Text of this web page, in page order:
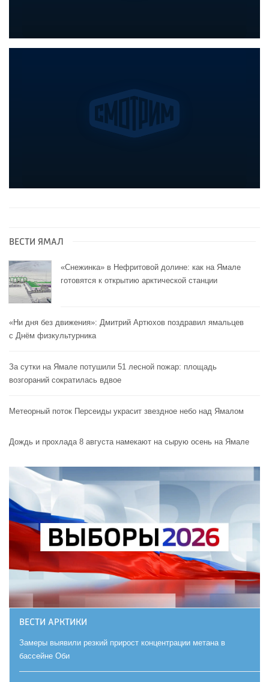
ВЕСТИ ЯМАЛ
«Снежинка» в Нефритовой долине: как на Ямале
готовятся к открытию арктической станции
«Ни дня без движения»: Дмитрий Артюхов поздравил ямальцев
с Днём физкультурника
За сутки на Ямале потушили 51 лесной пожар: площадь
возгораний сократилась вдвое
Метеорный поток Персеиды украсит звездное небо над Ямалом
Дождь и прохлада 8 августа намекают на сырую осень на Ямале
ВЕСТИ АРКТИКИ
Замеры выявили резкий прирост концентрации метана в
бассейне Оби